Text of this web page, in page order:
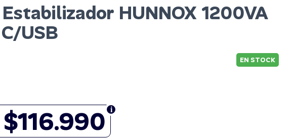
Estabilizador HUNNOX 1200VA
USB
EN STOCK
$116.990